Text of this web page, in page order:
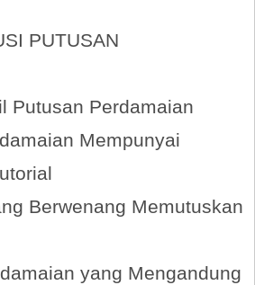
PUTUSAN
Putusan Perdamaian
Mempunyai
Berwenang Memutuskan
yang Mengandung